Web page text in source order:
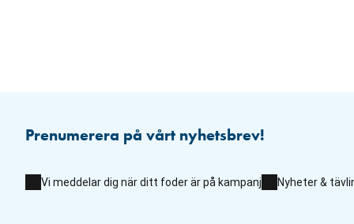
Prenumerera på vårt nyhetsbrev!
Vi meddelar dig när ditt foder är på kampanj Nyheter &